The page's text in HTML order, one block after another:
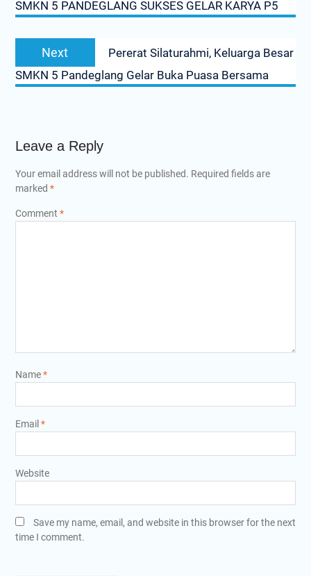
SMKN 5 PANDEGLANG SUKSES GELAR KARYA P5
Next
post:
Pererat Silaturahmi, Keluarga Besar
SMKN 5 Pandeglang Gelar Buka Puasa Bersama
Leave a Reply
Your email address will not be published. Required fields are
marked *
Comment *
Name*
Email *
Website
Save my name, email, and website in this browser for the next
time I comment.